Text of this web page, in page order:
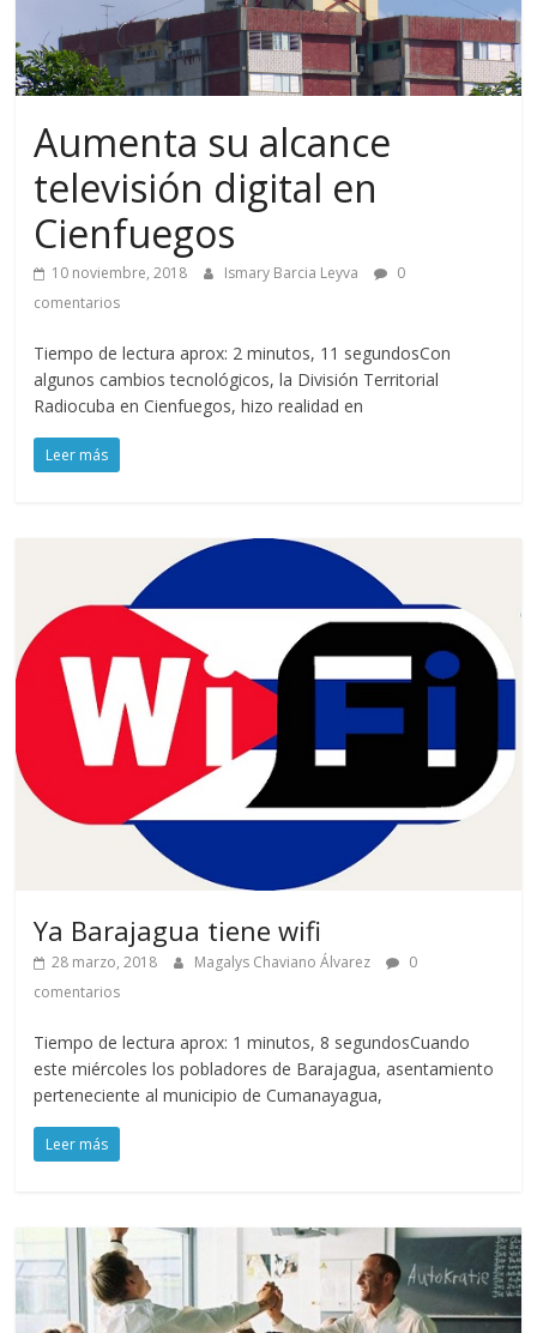
Aumenta su alcance
televisión digital en
Cienfuegos
10 noviembre, 2018 Ismary Barcia Leyva
0
comentarios
Tiempo de lectura aprox: 2 minutos, 11 segundosCon
algunos cambios tecnológicos, la División Territorial
Radiocuba en Cienfuegos, hizo realidad en
Leer más
Ya Barajagua tiene wifi
28 marzo, 2018 Magalys Chaviano Álvarez
0
comentarios
Tiempo de lectura aprox: 1 minutos, 8 segundosCuando
este miércoles los pobladores de Barajagua, asentamiento
perteneciente al municipio de Cumanayagua,
Leer más